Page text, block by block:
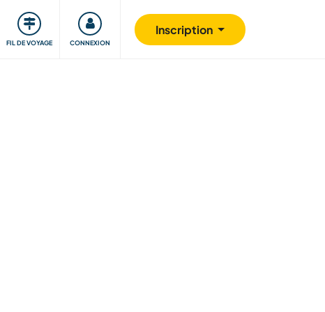
FIL DE VOYAGE CONNEXION
Inscription
Communauté S'impliquer Sécurité